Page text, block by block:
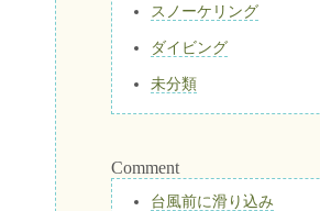
スノーケリング
ダイビング
未分類
Comment
台風前に滑り込み